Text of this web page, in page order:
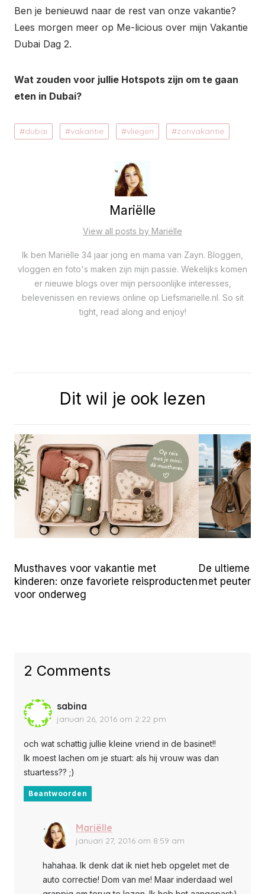
Ben je benieuwd naar de rest van onze vakantie?
Lees morgen meer op Me-licious over mijn Vakantie
Dubai Dag 2.
Wat zouden voor jullie Hotspots zijn om te gaan
eten in Dubai?
dubai vakantie vliegen zonvakantie
Mariëlle
View all posts by Mariëlle
Ik ben Mariëlle 34 jaar jong en mama van Zayn. Bloggen,
vloggen en foto's maken zijn mijn passie. Wekelijks komen
er nieuwe blogs over mijn persoonlijke interesses,
belevenissen en reviews online op Liefsmarielle.nl. So sit
tight, read along and enjoy!
Dit wil je ook lezen
Musthaves voor vakantie met
kinderen: onze favoriete reisproducten
voor onderweg
De ultieme
met peuters
2 Comments
sabina
januari 26, 2016 om 2:22 pm
och wat schattig jullie kleine vriend in de basinet!!
Ik moest lachen om je stuart: als hij vrouw was dan
stuartess?? ;)
Beantwoorden
Mariëlle
januari 27, 2016 om 8:59 am
hahahaa. Ik denk dat ik niet heb opgelet met de
auto correctie! Dom van me! Maar inderdaad wel